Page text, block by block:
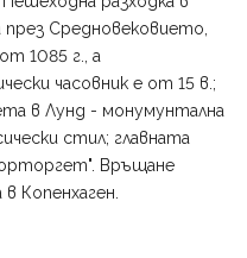
Средновековието,
1085 г., а
часовник е от 15 в.;
в Лунд - монумунтална
стил; главната
Връщане
Копенхаген.